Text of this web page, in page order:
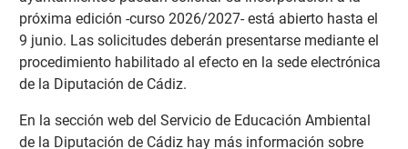
próxima edición -curso 2026/2027- está abierto hasta el
9 junio. Las solicitudes deberán presentarse mediante el
procedimiento habilitado al efecto en la sede electrónica
de la Diputación de Cádiz.
En la sección web del Servicio de Educación Ambiental
de la Diputación de Cádiz hay más información sobre